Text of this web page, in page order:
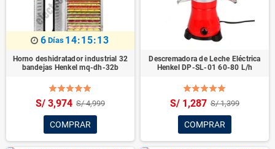
6 Días 14:15:12
Horno deshidratador industrial 32
bandejas Henkel mq-dh-32b
S/ 3,974 S/ 4,999
COMPRAR
Descremadora de Leche Eléctrica
Henkel DP-SL-01 60-80 L/h
S/ 1,287 S/ 1,399
COMPRAR